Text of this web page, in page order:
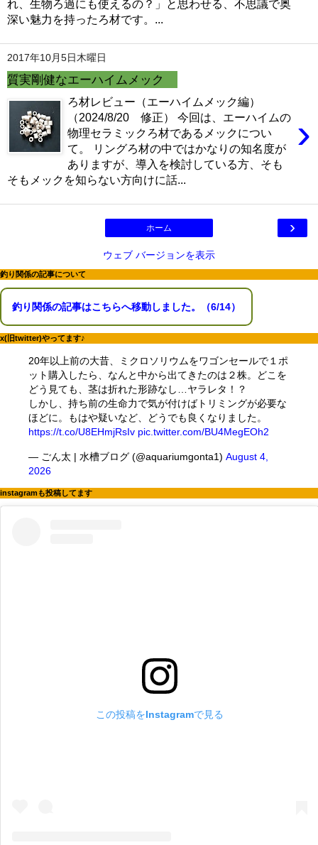
（5/12）
熱帯魚とブームで価格高騰に巻き込まれた話。その時の心構えとは？
素手でコリドラスを追いかけまわした結果、激痛・悶絶そして反省
（4/29）
湧き水水槽を作るつもりが、大きなクレーターを作ってしまった君へ
（4/22）
れ、生物ろ過にも使えるの？」と思わせる、不思議で奥
深い魅力を持ったろ材です。...
2017年10月5日木曜日
質実剛健なエーハイムメック
›
ろ材レビュー（エーハイムメック編）
（2024/8/20 修正） 今回は、エーハイムの
物理セラミックろ材であるメックについ
て。 リングろ材の中ではかなりの知名度が
ありますが、導入を検討している方、そも
そもメックを知らない方向けに話...
›
ホーム
ウェブ バージョンを表示
釣り関係の記事について
釣り関係の記事はこちらへ移動しました。（6/14）
x(旧twitter)やってます♪
20年以上前の大昔、ミクロソリウムをワゴンセールで１ポ
ット購入したら、なんと中から出てきたのは２株。どこを
どう見ても、茎は折れた形跡なし…ヤラレタ！？
しかし、持ち前の生命力で気が付けばトリミングが必要な
ほどに。もはや疑いなど、どうでも良くなりました。
https://t.co/U8EHmjRsIv pic.twitter.com/BU4MegEOh2
— ごん太 | 水槽ブログ (@aquariumgonta1) August 4,
2026
instagramも投稿してます
この投稿をInstagramで見る